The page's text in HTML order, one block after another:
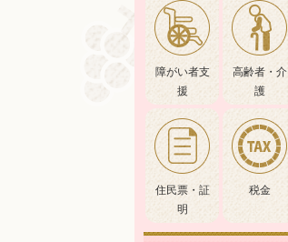
障がい者支
援
高齢者・介
護
住民票・証
明
税金